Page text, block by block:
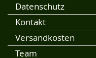
Datenschutz
Kontakt
Versandkosten
Team